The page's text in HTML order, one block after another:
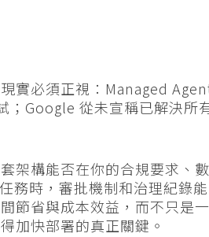
實必須正視：Managed
Google 從未宣稱已解決所
架構能否在你的合規要求、
務時，審批機制和治理紀錄
節省與成本效益，而不只是
加快部署的真正關鍵。